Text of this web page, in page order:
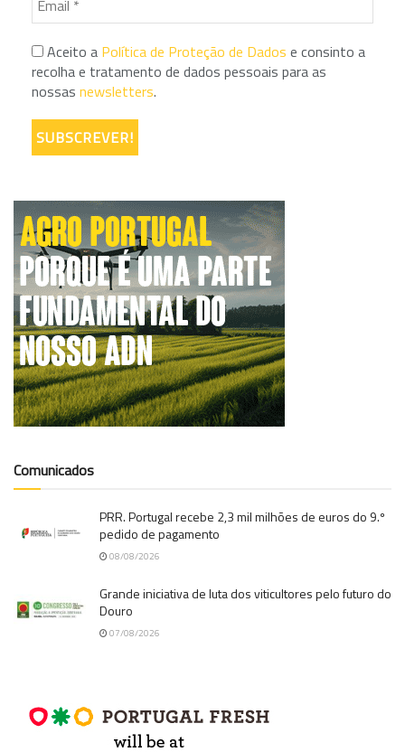
Aceito a Política de Proteção de Dados e consinto a
recolha e tratamento de dados pessoais para as
nossas newsletters.
Comunicados
PRR. Portugal recebe 2,3 mil milhões de euros do 9.º
pedido de pagamento
08/08/2026
Grande iniciativa de luta dos viticultores pelo futuro do
Douro
07/08/2026